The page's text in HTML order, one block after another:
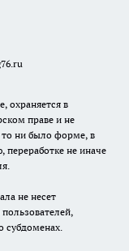
охраняется в
праве и не
ни было форме, в
переработке не иначе
не несет
субдоменах.